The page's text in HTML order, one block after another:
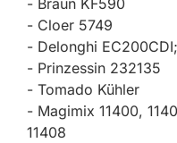
- Braun KF590
- Cloer 5749
- Delonghi
- Prinzessin 232135
- Tomado Kühler
- Magimix 11400,
11408